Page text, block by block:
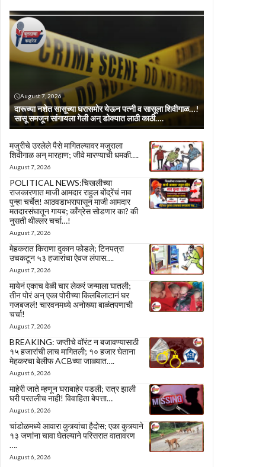
August 7, 2026
दारूच्या नशेत सासूच्या घरासमोर येऊन पत्नी व सासूला शिवीगाळ…!
सासू समजून सांगायला गेली अन् डोक्यात लाठी काठी….
मजुरीचे उरलेले पैसे मागितल्यावर मजुराला
शिवीगाळ अन् मारहाण; जीवे मारण्याची धमकी….
August 7, 2026
POLITICAL NEWS:चिखलीच्या
राजकारणात माजी आमदार राहुल बोंद्रेंचं नाव
पुन्हा चर्चेत! आठवडाभरापासून माजी आमदार
मतदारसंघातून गायब; काँग्रेस सोडणार का? की
नुसती थील्लर चर्चा…!
August 7, 2026
मेहकरात किराणा दुकान फोडले; टिनपत्रा
उचकटून ५३ हजारांचा ऐवज लंपास….
August 7, 2026
मायेनं एकाच वेळी चार लेकरं जन्माला घातली;
तीन पोरं अन् एका पोरीच्या किलबिलाटानं घर
गजबजलं! चारवनमध्ये अनोख्या बाळंतपणाची
चर्चा!
August 7, 2026
BREAKING: जप्तीचे वॉरंट न बजावण्यासाठी
१५ हजारांची लाच मागितली; १० हजार घेताना
मेहकरचा बेलीफ ACBच्या जाळ्यात….
August 6, 2026
माहेरी जाते म्हणून घराबाहेर पडली; रात्र झाली
घरी परतलीच नाही! विवाहिता बेपत्ता…
August 6, 2026
चांडोळमध्ये आवारा कुत्र्यांचा हैदोस; एका कुत्र्याने
१३ जणांना चावा घेतल्याने परिसरात वातावरण
….
August 6, 2026